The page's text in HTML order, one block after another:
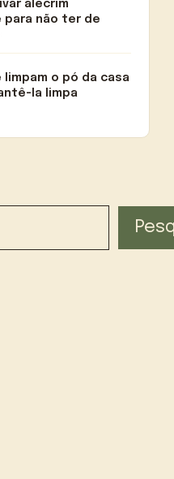
alecrim
não ter de
limpam o pó da casa
la limpa